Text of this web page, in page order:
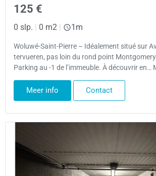
125 €
0 slp. | 0 m2 | 1m
Woluwé-Saint-Pierre – Idéalement situé sur
tervueren, pas loin du rond point
Parking au -1 de l’immeuble. À découvrir en…
Meer info Contact